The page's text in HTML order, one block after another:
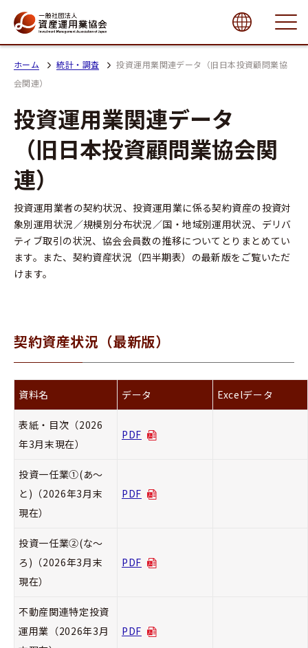
close
ホーム 統計・調査
投資運用業関連データ（旧日本投資顧問業協
会関連）
投資運用業関連データ
（旧日本投資顧問業協会関
連）
投資運用業者の契約状況、投資運用業に係る契約資産の投資対
象別運用状況／規模別分布状況／国・地域別運用状況、デリバ
ティブ取引の状況、協会会員数の推移についてとりまとめてい
ます。また、契約資産状況（四半期表）の最新版をご覧いただ
けます。
契約資産状況（最新版）
資料名 データ Excelデータ
表紙・目次（2026
年3月末現在）
PDF
投資一任業①(あ～
と)（2026年3月末
現在）
PDF
投資一任業②(な～
ろ)（2026年3月末
現在）
PDF
不動産関連特定投資
運用業（2026年3月
PDF